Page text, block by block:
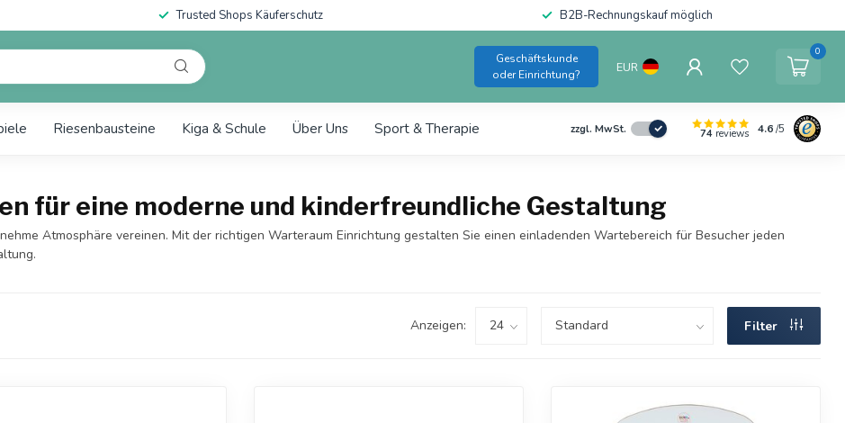
Trusted Shops Käuferschutz B2B-Rechnungskauf möglich
Geschäftskunde
oder Einrichtung?
EUR
0
Riesenbausteine Kiga & Schule Über Uns Sport & Therapie zzgl. MwSt. 74 reviews 4.6/5
für eine moderne und kinderfreundliche Gestaltung
Atmosphäre vereinen. Mit der richtigen Warteraum Einrichtung gestalten Sie einen einladenden Wartebereich für Besucher jeden
Anzeigen: Filter